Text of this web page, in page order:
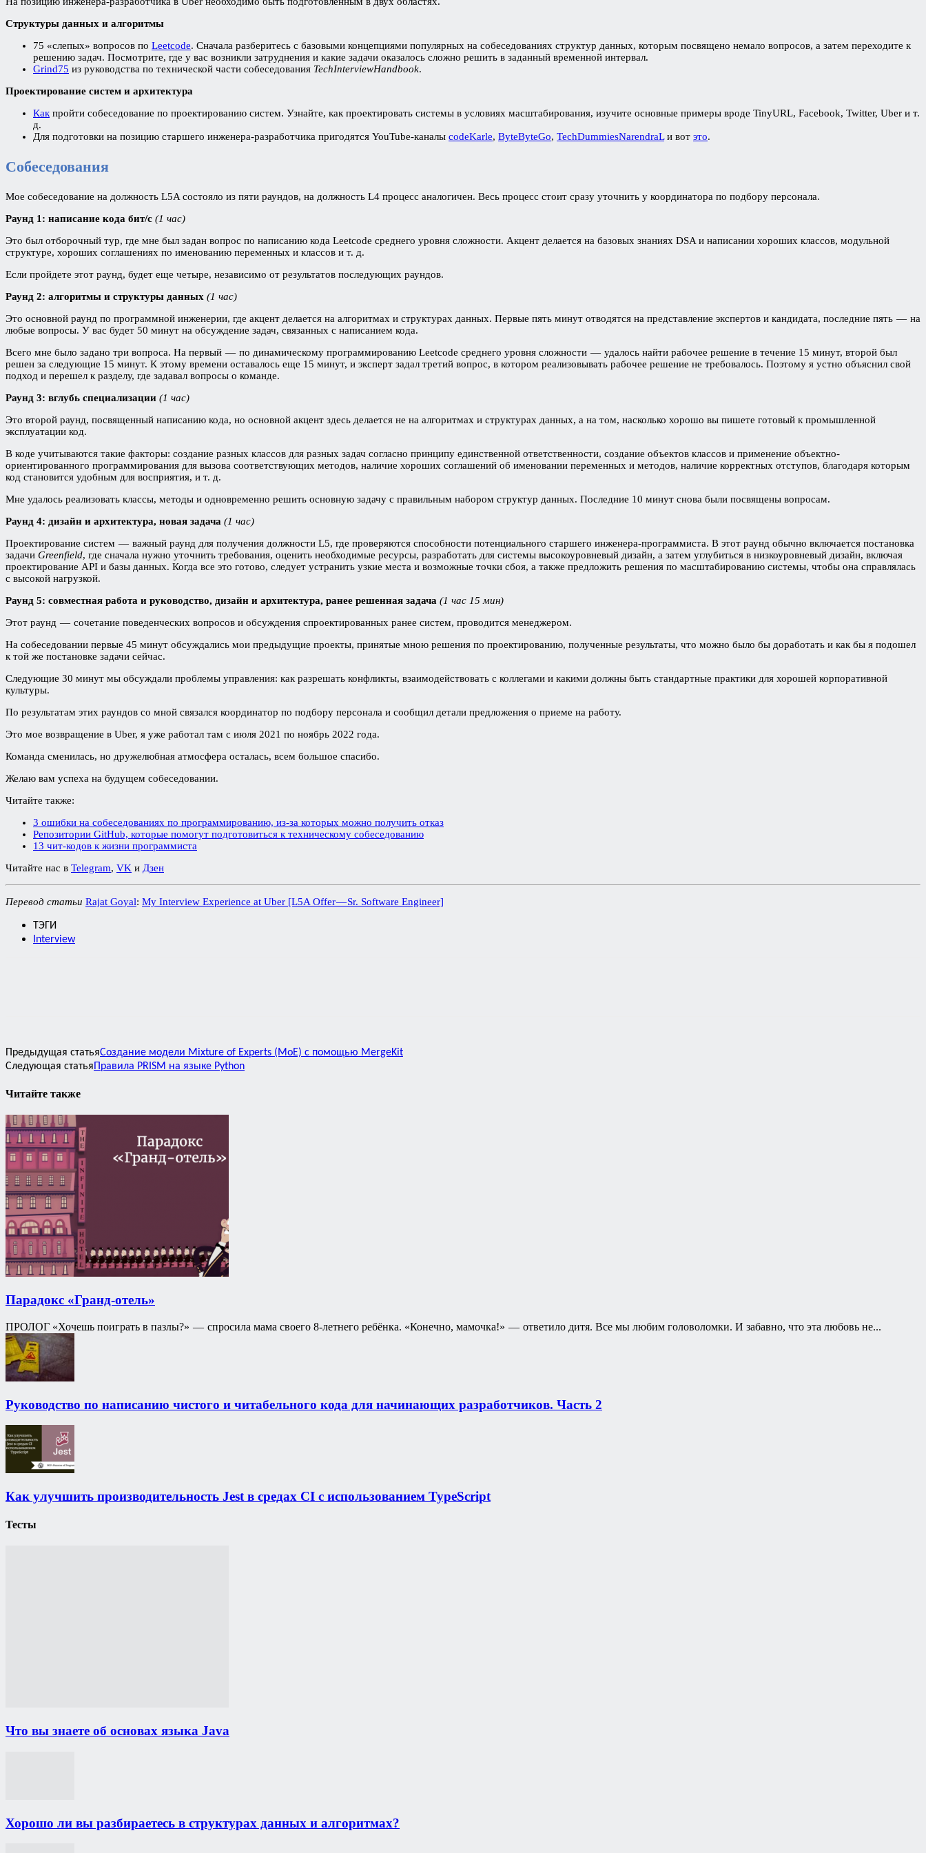
Структуры данных и алгоритмы
75 «слепых» вопросов по Leetcode. Сначала разберитесь с базовыми концепциями популярных на собеседованиях структур данных, которым посвящено немало вопросов, а затем переходите к
решению задач. Посмотрите, где у вас возникли затруднения и какие задачи оказалось сложно решить в заданный временной интервал.
Grind75 из руководства по технической части собеседования TechInterviewHandbook.
Проектирование систем и архитектура
Как пройти собеседование по проектированию систем. Узнайте, как проектировать системы в условиях масштабирования, изучите основные примеры вроде TinyURL, Facebook, Twitter, Uber и т.
д.
Для подготовки на позицию старшего инженера-разработчика пригодятся YouTube-каналы codeKarle, ByteByteGo, TechDummiesNarendraLи вот это.
Собеседования
Мое собеседование на должность L5A состояло из пяти раундов, на должность L4 процесс аналогичен. Весь процесс стоит сразу уточнить у координатора по подбору персонала.
Раунд 1: написание кода бит/с (1 час)
Это был отборочный тур, где мне был задан вопрос по написанию кода Leetcode среднего уровня сложности. Акцент делается на базовых знаниях DSA и написании хороших классов, модульной
структуре, хороших соглашениях по именованию переменных и классов и т. д.
Если пройдете этот раунд, будет еще четыре, независимо от результатов последующих раундов.
Раунд 2: алгоритмы и структуры данных (1 час)
Это основной раунд по программной инженерии, где акцент делается на алгоритмах и структурах данных. Первые пять минут отводятся на представление экспертов и кандидата, последние пять — на
любые вопросы. У вас будет 50 минут на обсуждение задач, связанных с написанием кода.
Всего мне было задано три вопроса. На первый — по динамическому программированию Leetcode среднего уровня сложности — удалось найти рабочее решение в течение 15 минут, второй был
решен за следующие 15 минут. К этому времени оставалось еще 15 минут, и эксперт задал третий вопрос, в котором реализовывать рабочее решение не требовалось. Поэтому я устно объяснил свой
подход и перешел к разделу, где задавал вопросы о команде.
Раунд 3: вглубь специализации (1 час)
Это второй раунд, посвященный написанию кода, но основной акцент здесь делается не на алгоритмах и структурах данных, а на том, насколько хорошо вы пишете готовый к промышленной
эксплуатации код.
В коде учитываются такие факторы: создание разных классов для разных задач согласно принципу единственной ответственности, создание объектов классов и применение объектно-
ориентированного программирования для вызова соответствующих методов, наличие хороших соглашений об именовании переменных и методов, наличие корректных отступов, благодаря которым
код становится удобным для восприятия, и т. д.
Мне удалось реализовать классы, методы и одновременно решить основную задачу с правильным набором структур данных. Последние 10 минут снова были посвящены вопросам.
Раунд 4: дизайн и архитектура, новая задача (1 час)
Проектирование систем — важный раунд для получения должности L5, где проверяются способности потенциального старшего инженера-программиста. В этот раунд обычно включается постановка
задачи Greenfield, где сначала нужно уточнить требования, оценить необходимые ресурсы, разработать для системы высокоуровневый дизайн, а затем углубиться в низкоуровневый дизайн, включая
проектирование API и базы данных. Когда все это готово, следует устранить узкие места и возможные точки сбоя, а также предложить решения по масштабированию системы, чтобы она справлялась
с высокой нагрузкой.
Раунд 5: совместная работа и руководство, дизайн и архитектура, ранее решенная задача (1 час 15 мин)
Этот раунд — сочетание поведенческих вопросов и обсуждения спроектированных ранее систем, проводится менеджером.
На собеседовании первые 45 минут обсуждались мои предыдущие проекты, принятые мною решения по проектированию, полученные результаты, что можно было бы доработать и как бы я подошел
к той же постановке задачи сейчас.
Следующие 30 минут мы обсуждали проблемы управления: как разрешать конфликты, взаимодействовать с коллегами и какими должны быть стандартные практики для хорошей корпоративной
культуры.
По результатам этих раундов со мной связался координатор по подбору персонала и сообщил детали предложения о приеме на работу.
Это мое возвращение в Uber, я уже работал там с июля 2021 по ноябрь 2022 года.
Команда сменилась, но дружелюбная атмосфера осталась, всем большое спасибо.
Желаю вам успеха на будущем собеседовании.
Читайте также:
3 ошибки на собеседованиях по программированию, из-за которых можно получить отказ
Репозитории GitHub, которые помогут подготовиться к техническому собеседованию
13 чит-кодов к жизни программиста
Читайте нас в Telegram, VK и Дзен
Перевод статьи Rajat Goyal: My Interview Experience at Uber [L5A Offer — Sr. Software Engineer]
ТЭГИ
Interview
Предыдущая статьяСоздание модели Mixture of Experts (MoE) с помощью MergeKit
Следующая статья Правила PRISM на языке Python
Читайте также
Парадокс «Гранд-отель»
ПРОЛОГ «Хочешь поиграть в пазлы?» — спросила мама своего 8-летнего ребёнка. «Конечно, мамочка!» — ответило дитя. Все мы любим головоломки. И забавно, что эта любовь не...
Руководство по написанию чистого и читабельного кода для начинающих разработчиков. Часть 2
Как улучшить производительность Jest в средах CI с использованием TypeScript
Тесты
Что вы знаете об основах языка Java
Хорошо ли вы разбираетесь в структурах данных и алгоритмах?